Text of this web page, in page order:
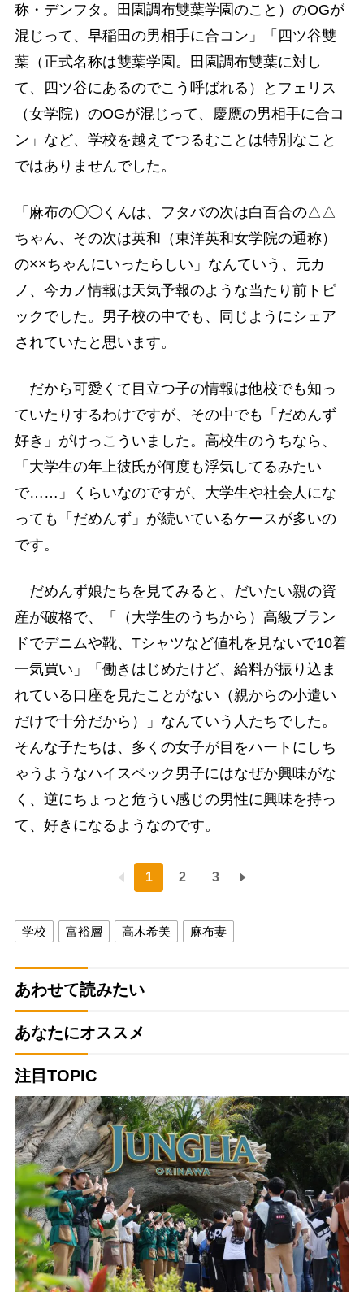
称・デンフタ。田園調布雙葉学園のこと）のOGが
混じって、早稲田の男相手に合コン」「四ツ谷雙
葉（正式名称は雙葉学園。田園調布雙葉に対し
て、四ツ谷にあるのでこう呼ばれる）とフェリス
（女学院）のOGが混じって、慶應の男相手に合コ
ン」など、学校を越えてつるむことは特別なこと
ではありませんでした。
「麻布の◯◯くんは、フタバの次は白百合の△△
ちゃん、その次は英和（東洋英和女学院の通称）
の××ちゃんにいったらしい」なんていう、元カ
ノ、今カノ情報は天気予報のような当たり前トピ
ックでした。男子校の中でも、同じようにシェア
されていたと思います。
だから可愛くて目立つ子の情報は他校でも知っ
ていたりするわけですが、その中でも「だめんず
好き」がけっこういました。高校生のうちなら、
「大学生の年上彼氏が何度も浮気してるみたい
で……」くらいなのですが、大学生や社会人にな
っても「だめんず」が続いているケースが多いの
です。
だめんず娘たちを見てみると、だいたい親の資
産が破格で、「（大学生のうちから）高級ブラン
ドでデニムや靴、Tシャツなど値札を見ないで10着
一気買い」「働きはじめたけど、給料が振り込ま
れている口座を見たことがない（親からの小遣い
だけで十分だから）」なんていう人たちでした。
そんな子たちは、多くの女子が目をハートにしち
ゃうようなハイスペック男子にはなぜか興味がな
く、逆にちょっと危うい感じの男性に興味を持っ
て、好きになるようなのです。
1 2 3
学校 富裕層 高木希美 麻布妻
あわせて読みたい
あなたにオススメ
注目TOPIC